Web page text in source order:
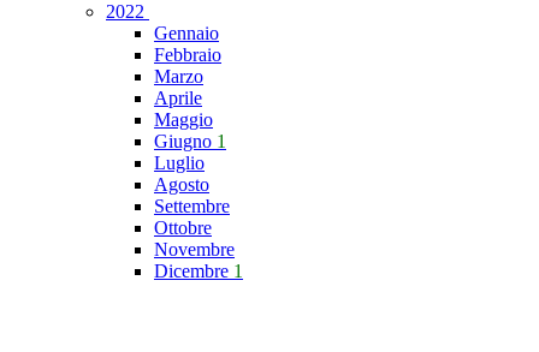
2022
Gennaio
Febbraio
Marzo
Aprile
Maggio
Giugno 1
Luglio
Agosto
Settembre
Ottobre
Novembre
Dicembre 1